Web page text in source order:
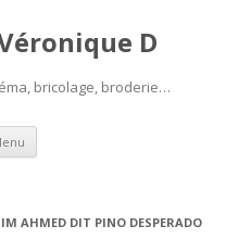
D
bricolage, broderie…
Aller
contenu
AHMED DIT PINO DESPERADO